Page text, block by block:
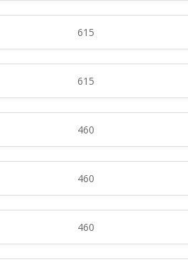
615
615
460
460
460